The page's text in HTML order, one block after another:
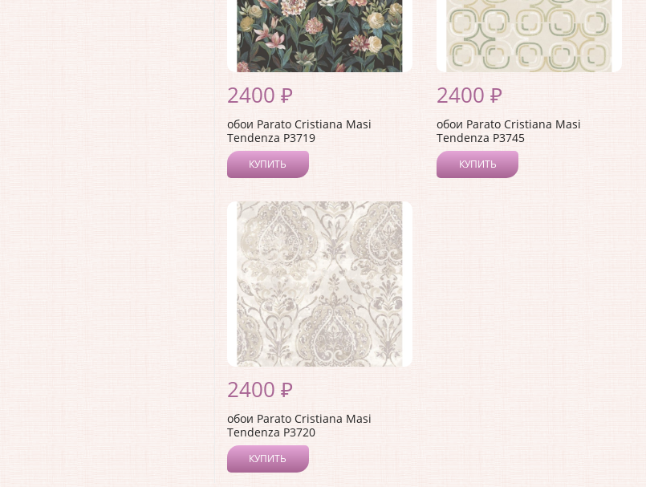
2400 ₽
обои Parato Cristiana Masi
Tendenza P3719
КУПИТЬ
2400 ₽
обои Parato Cristiana Masi
Tendenza P3745
КУПИТЬ
2400 ₽
обои Parato Cristiana Masi
Tendenza P3720
КУПИТЬ